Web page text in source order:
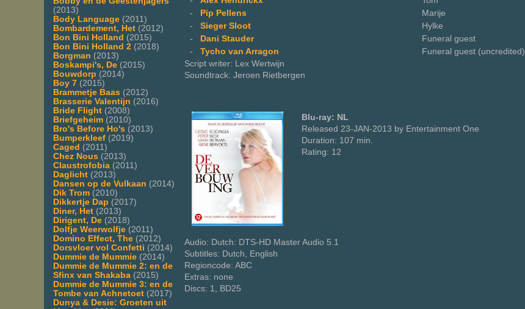
(2013)
Body Language (2011)
Bombardement, Het (2012)
Bon Bini Holland (2015)
Bon Bini Holland 2 (2018)
Borgman (2013)
Boskampi's, De (2015)
Bouwdorp (2014)
Boy 7 (2015)
Brammetje Baas (2012)
Brasserie Valentijn (2016)
Bride Flight (2008)
Briefgeheim (2010)
Bro's Before Ho's (2013)
Bumperkleef (2019)
Caged (2011)
Chez Nous (2013)
Claustrofobia (2011)
Daglicht (2013)
Dansen op de Vulkaan (2014)
Dik Trom (2010)
Dikkertje Dap (2017)
Diner, Het (2013)
Dirigent, De (2018)
Dolfje Weerwolfje (2011)
Domino Effect, The (2012)
Dorsvloer vol Confetti (2014)
Dummie de Mummie (2014)
Dummie de Mummie 2: en de
Sfinx van Shakaba (2015)
Dummie de Mummie 3: en de
Tombe van Achnetoet (2017)
Dunya & Desie: Groeten uit
-
Pip Pellens
Marije
- Sieger Sloot
Hylke
-
Dani Stauder
Funeral guest
- Tycho van Arragon
Funeral guest (uncredited)
Script writer: Lex Wertwijn
Soundtrack: Jeroen Rietbergen
Blu-ray: NL
Released 23-JAN-2013 by Entertainment One
Duration: 107 min.
Rating: 12
Audio: Dutch: DTS-HD Master Audio 5.1
Subtitles: Dutch, English
Regioncode: ABC
Extras: none
Discs: 1, BD25